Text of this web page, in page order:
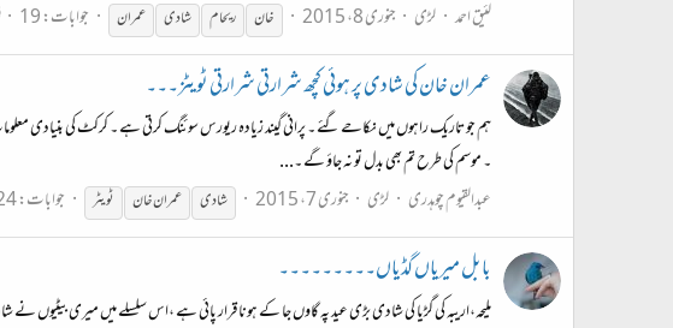
لئیق احمد لڑی جنوری 8، 2015 خان ریحام شادی عمران جوابات: 19
عمران خان کی شادی پر ہوئی کچھ شرارتی شرارتی ٹویٹز۔۔۔
۔ موسم کی طرح تم بھی بدل تو نہ جاؤ گے ۔...
عبدالقیوم چوہدری
لڑی جنوری 7، 2015 شادی عمران خان ٹویٹر جوابات: 24
بابل میریاں گڈیاں۔۔۔۔۔۔۔۔۔
ملیحہ،اریبہ کی گڑیا کی شادی بڑی عید پہ گاوں جا کے ہونا قرار پائی ہے ،اس سلسلے میں میری